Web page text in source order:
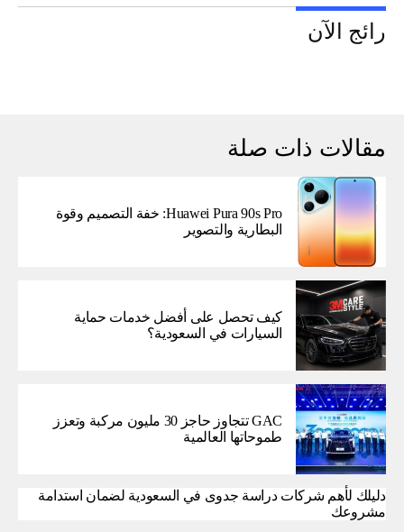
رائج الآن
مقالات ذات صلة
Huawei Pura 90s Pro: خفة التصميم وقوة
البطارية والتصوير
كيف تحصل على أفضل خدمات حماية
السيارات في السعودية؟
GAC تتجاوز حاجز 30 مليون مركبة وتعزز
طموحاتها العالمية
دليلك لأهم شركات دراسة جدوى في السعودية لضمان استدامة
مشروعك